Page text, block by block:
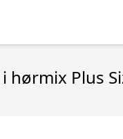
Plus